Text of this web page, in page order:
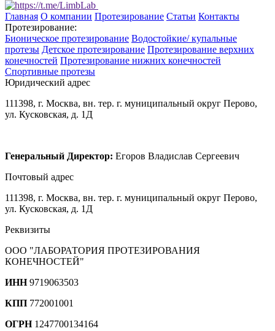
Главная О компании Протезирование Статьи Контакты
Протезирование:
Бионическое протезирование Водостойкие/ купальные
протезы Детское протезирование Протезирование верхних
конечностей Протезирование нижних конечностей
Спортивные протезы
Юридический адрес
111398, г. Москва, вн. тер. г. муниципальный округ Перово,
ул. Кусковская, д. 1Д
Генеральный Директор: Егоров Владислав Сергеевич
Почтовый адрес
111398, г. Москва, вн. тер. г. муниципальный округ Перово,
ул. Кусковская, д. 1Д
Реквизиты
ООО "ЛАБОРАТОРИЯ ПРОТЕЗИРОВАНИЯ
КОНЕЧНОСТЕЙ"
ИНН9719063503
КПП 772001001
ОГРН1247700134164